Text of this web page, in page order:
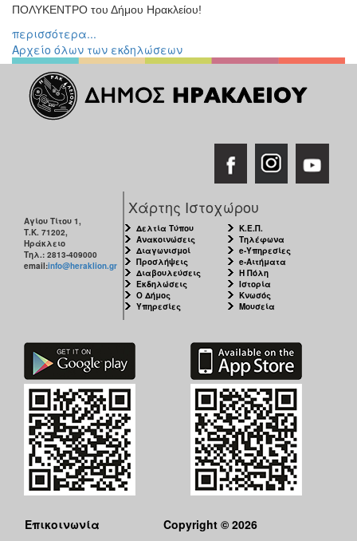
ΤΟΠΟΣ
ΠΟΛΙΤΙΣΜΟΣ
ΠΟΛΥΚΕΝΤΡΟ του Δήμου Ηρακλείου!
περισσότερα...
Αρχείο όλων των εκδηλώσεων
Αγίου Τίτου 1,
Τ.Κ. 71202,
Ηράκλειο
Τηλ.: 2813-409000
email:info@heraklion.gr
Χάρτης Ιστοχώρου
Δελτία Τύπου
Ανακοινώσεις
Διαγωνισμοί
Προσλήψεις
Διαβουλεύσεις
Εκδηλώσεις
Ο Δήμος
Υπηρεσίες
Κ.Ε.Π.
Τηλέφωνα
e-Υπηρεσίες
e-Αιτήματα
Η Πόλη
Ιστορία
Κνωσός
Μουσεία
Επικοινωνία Copyright © 2026